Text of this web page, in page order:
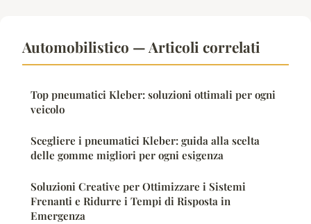
Automobilistico — Articoli correlati
Top pneumatici Kleber: soluzioni ottimali per ogni
veicolo
Scegliere i pneumatici Kleber: guida alla scelta
delle gomme migliori per ogni esigenza
Soluzioni Creative per Ottimizzare i Sistemi
Frenanti e Ridurre i Tempi di Risposta in
Emergenza